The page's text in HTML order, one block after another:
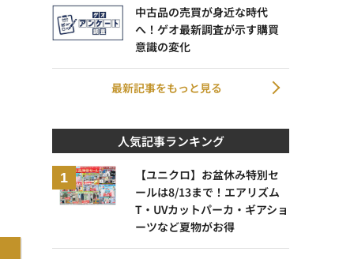
中古品の売買が身近な時代
へ！ゲオ最新調査が示す購買
意識の変化
最新記事をもっと見る
人気記事ランキング
【ユニクロ】お盆休み特別セ
ールは8/13まで！エアリズム
T・UVカットパーカ・ギアショ
ーツなど夏物がお得